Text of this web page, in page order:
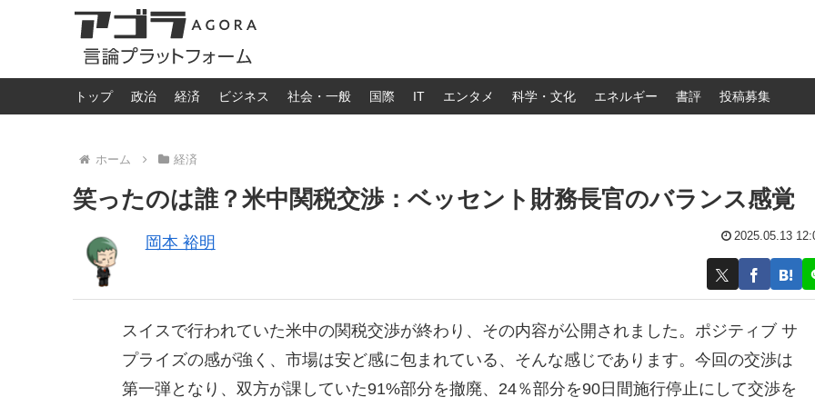
トップ 政治 経済 ビジネス 社会・一般 国際 IT エンタメ 科学・文化 エネルギー 書評 投稿募集
ホーム 経済
笑ったのは誰？米中関税交渉：ベッセント財務長官のバランス感覚
岡本 裕明 2025.05.13
スイスで行われていた米中の関税交渉が終わり、その内容が公開されました。ポジティブ サ
プライズの感が強く、市場は安ど感に包まれている、そんな感じであります。今回の交渉は
第一弾となり、双方が課していた91%部分を撤廃、24％部分を90日間施行停止にして交渉を